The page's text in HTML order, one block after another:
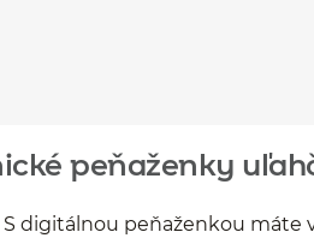
peňaženky
S digitálnou peňaženkou